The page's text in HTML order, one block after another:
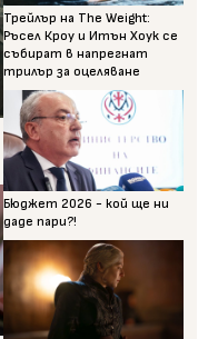
Трейлър на The Weight:
Ръсел Кроу и Итън Хоук се
събират в напрегнат
трилър за оцеляване
Бюджет 2026 - кой ще ни
даде пари?!